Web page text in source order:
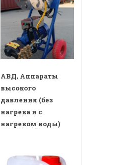
АВД, Аппараты
высокого
давления (без
нагрева и с
нагревом воды)